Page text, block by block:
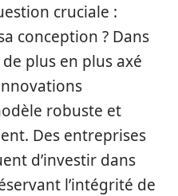
cruciale :
conception ? Dans
plus en plus axé
robuste et
Des entreprises
d’investir dans
l’intégrité de